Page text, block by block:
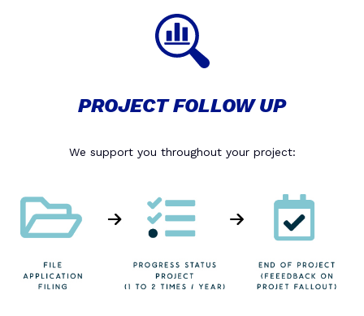
PROJECT FOLLOW UP
We support you throughout your project: